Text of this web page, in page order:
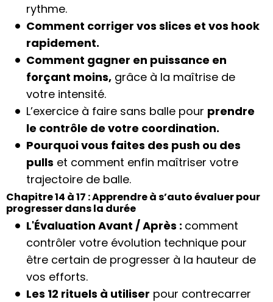
rythme.
Comment corriger vos slices et vos hook
rapidement.
Comment gagner en puissance en
forçant moins, grâce à la maîtrise de
votre intensité.
L’exercice à faire sans balle pour prendre
le contrôle de votre coordination.
Pourquoi vous faites des push ou des
pulls et comment enfin maîtriser votre
trajectoire de balle.
Chapitre 14 à 17 : Apprendre à s’auto évaluer pour
progresser dans la durée
L'Évaluation Avant / Après : comment
contrôler votre évolution technique pour
être certain de progresser à la hauteur de
vos efforts.
Les 12 rituels à utiliser pour contrecarrer